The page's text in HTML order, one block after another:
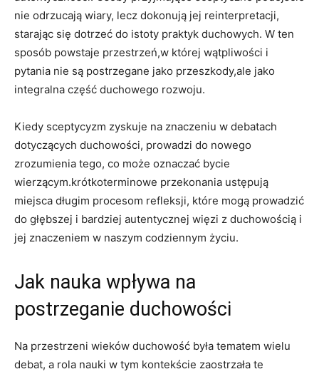
nie ⁤odrzucają wiary, lecz⁤ dokonują jej reinterpretacji,
starając się ‍dotrzeć ⁢do istoty⁤ praktyk duchowych. W‌ ten
sposób powstaje przestrzeń,w której wątpliwości i
pytania nie są⁣ postrzegane jako‌ przeszkody,ale jako‌
integralna część duchowego rozwoju.
Kiedy ‌sceptycyzm zyskuje na⁢ znaczeniu w⁤ debatach
dotyczących duchowości, prowadzi ⁢do nowego
zrozumienia tego, co‍ może oznaczać⁢ bycie
wierzącym.krótkoterminowe przekonania ustępują
miejsca ​długim procesom refleksji, które mogą ⁤prowadzić
do‍ głębszej i bardziej⁢ autentycznej ‌więzi z duchowością i
jej⁣ znaczeniem w naszym⁤ codziennym życiu.
Jak ⁣nauka wpływa na
postrzeganie duchowości
Na przestrzeni wieków duchowość była tematem‍ wielu
debat, a rola ⁢nauki⁢ w tym kontekście zaostrzała‍ te‍